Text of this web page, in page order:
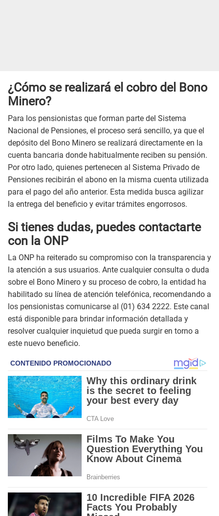
¿Cómo se realizará el cobro del Bono
Minero?
Para los pensionistas que forman parte del Sistema
Nacional de Pensiones, el proceso será sencillo, ya que el
depósito del Bono Minero se realizará directamente en la
cuenta bancaria donde habitualmente reciben su pensión.
Por otro lado, quienes pertenecen al Sistema Privado de
Pensiones recibirán el abono en la misma cuenta utilizada
para el pago del año anterior. Esta medida busca agilizar
la entrega del beneficio y evitar trámites engorrosos.
Si tienes dudas, puedes contactarte
con la ONP
La ONP ha reiterado su compromiso con la transparencia y
la atención a sus usuarios. Ante cualquier consulta o duda
sobre el Bono Minero y su proceso de cobro, la entidad ha
habilitado su línea de atención telefónica, recomendando a
los pensionistas comunicarse al (01) 634 2222. Este canal
está disponible para brindar información detallada y
resolver cualquier inquietud que pueda surgir en torno a
este nuevo beneficio.